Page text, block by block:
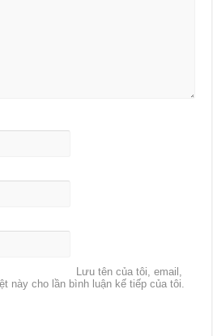
Lưu tên của tôi, email,
này cho lần bình luận kế tiếp của tôi.